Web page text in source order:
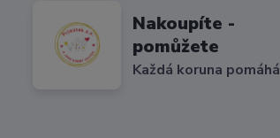
Nakoupíte -
pomůžete
Každá koruna pomáhá